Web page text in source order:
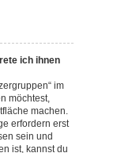
ich ihnen
im
möchtest,
machen.
erfordern erst
sein und
ist, kannst du